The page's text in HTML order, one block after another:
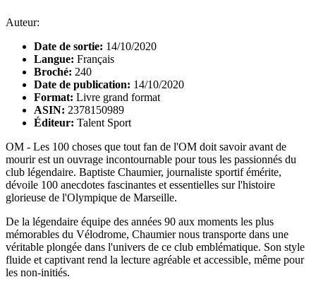
Auteur:
Date de sortie: 14/10/2020
Langue: Français
Broché: 240
Date de publication: 14/10/2020
Format: Livre grand format
ASIN: 2378150989
Éditeur: Talent Sport
OM - Les 100 choses que tout fan de l'OM doit savoir avant de
mourir est un ouvrage incontournable pour tous les passionnés du
club légendaire. Baptiste Chaumier, journaliste sportif émérite,
dévoile 100 anecdotes fascinantes et essentielles sur l'histoire
glorieuse de l'Olympique de Marseille.
De la légendaire équipe des années 90 aux moments les plus
mémorables du Vélodrome, Chaumier nous transporte dans une
véritable plongée dans l'univers de ce club emblématique. Son style
fluide et captivant rend la lecture agréable et accessible, même pour
les non-initiés.